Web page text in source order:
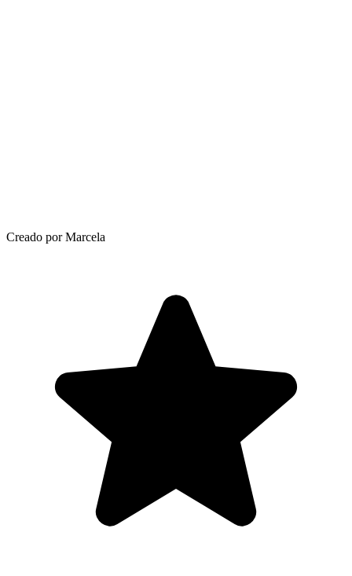
Creado por Marcela